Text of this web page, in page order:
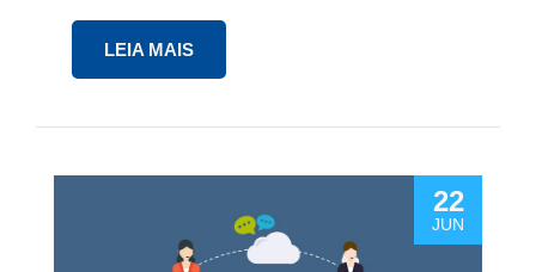
LEIA MAIS
22
JUN